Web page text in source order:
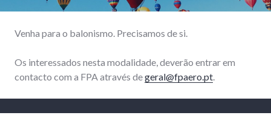
Venha para o balonismo. Precisamos de si.
Os interessados nesta modalidade, deverão entrar em
contacto com a FPA através degeral@fpaero.pt